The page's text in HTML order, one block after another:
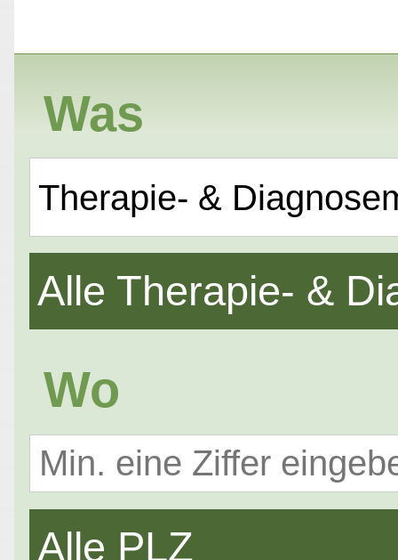
Was
Therapie- &
Alle Therapie- &
Wo
Alle PLZ